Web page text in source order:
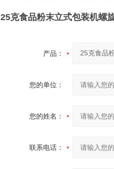
25克食品粉末立式包装机螺
产品：
您的单位：
您的姓名：
联系电话：